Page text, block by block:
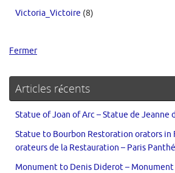
Victoria_Victoire (8)
Fermer
Articles récents
Statue of Joan of Arc – Statue de Jeanne
Statue to Bourbon Restoration orators in
orateurs de la Restauration – Paris
Monument to Denis Diderot – Monument